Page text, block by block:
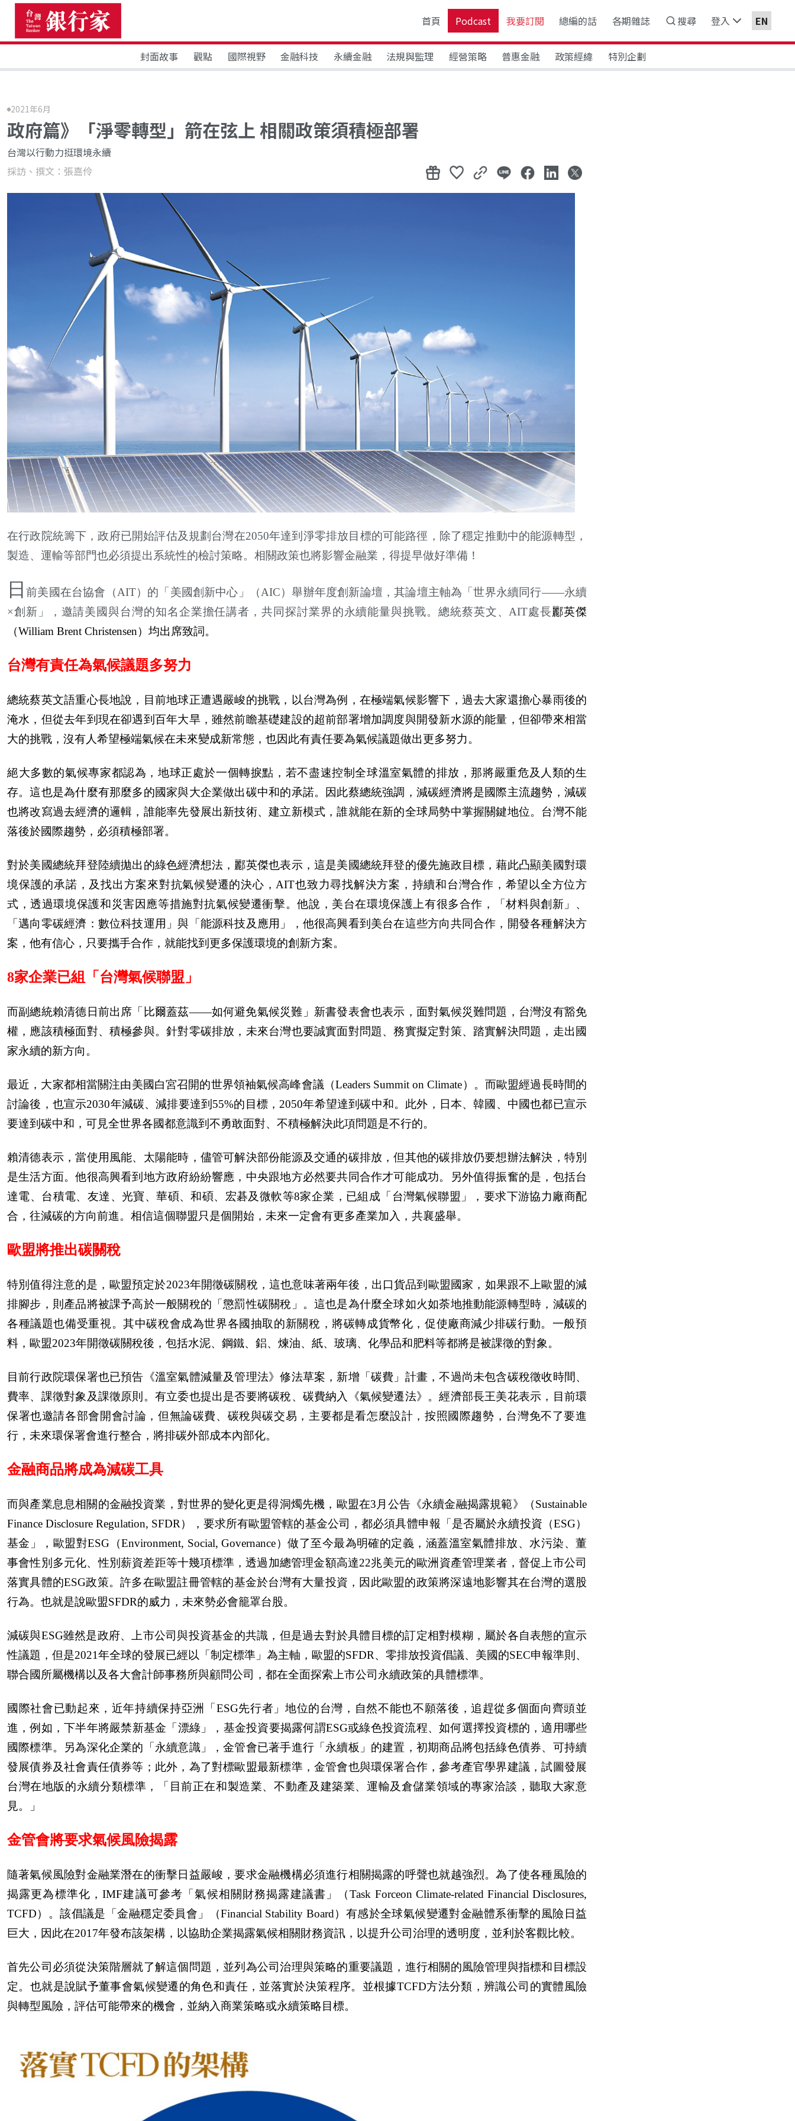
首頁 Podcast 我要訂閱 總編的話 各期雜誌 搜尋 登入 EN
封面故事 觀點 國際視野 金融科技 永續金融 法規與監理 經營策略 普惠金融 政策經緯 特別企劃
2021年6月
政府篇》「淨零轉型」箭在弦上 相關政策須積極部署
台灣以行動力挺環境永續
採訪、撰文：張嘉伶
在行政院統籌下，政府已開始評估及規劃台灣在2050年達到淨零排放目標的可能路徑，除了穩定推動中的能源轉型，
製造、運輸等部門也必須提出系統性的檢討策略。相關政策也將影響金融業，得提早做好準備！
日前美國在台協會（AIT）的「美國創新中心」（AIC）舉辦年度創新論壇，其論壇主軸為「世界永續同行――永續
×創新」，邀請美國與台灣的知名企業擔任講者，共同探討業界的永續能量與挑戰。總統蔡英文、AIT處長酈英傑
（William Brent Christensen）均出席致詞。
台灣有責任為氣候議題多努力
總統蔡英文語重心長地說，目前地球正遭遇嚴峻的挑戰，以台灣為例，在極端氣候影響下，過去大家還擔心暴雨後的
淹水，但從去年到現在卻遇到百年大旱，雖然前瞻基礎建設的超前部署增加調度與開發新水源的能量，但卻帶來相當
大的挑戰，沒有人希望極端氣候在未來變成新常態，也因此有責任要為氣候議題做出更多努力。
絕大多數的氣候專家都認為，地球正處於一個轉捩點，若不盡速控制全球溫室氣體的排放，那將嚴重危及人類的生
存。這也是為什麼有那麼多的國家與大企業做出碳中和的承諾。因此蔡總統強調，減碳經濟將是國際主流趨勢，減碳
也將改寫過去經濟的邏輯，誰能率先發展出新技術、建立新模式，誰就能在新的全球局勢中掌握關鍵地位。台灣不能
落後於國際趨勢，必須積極部署。
對於美國總統拜登陸續拋出的綠色經濟想法，酈英傑也表示，這是美國總統拜登的優先施政目標，藉此凸顯美國對環
境保護的承諾，及找出方案來對抗氣候變遷的決心，AIT也致力尋找解決方案，持續和台灣合作，希望以全方位方
式，透過環境保護和災害因應等措施對抗氣候變遷衝擊。他說，美台在環境保護上有很多合作，「材料與創新」、
「邁向零碳經濟：數位科技運用」與「能源科技及應用」，他很高興看到美台在這些方向共同合作，開發各種解決方
案，他有信心，只要攜手合作，就能找到更多保護環境的創新方案。
8家企業已組「台灣氣候聯盟」
而副總統賴清德日前出席「比爾蓋茲――如何避免氣候災難」新書發表會也表示，面對氣候災難問題，台灣沒有豁免
權，應該積極面對、積極參與。針對零碳排放，未來台灣也要誠實面對問題、務實擬定對策、踏實解決問題，走出國
家永續的新方向。
最近，大家都相當關注由美國白宮召開的世界領袖氣候高峰會議（Leaders Summit on Climate）。而歐盟經過長時間的
討論後，也宣示2030年減碳、減排要達到55%的目標，2050年希望達到碳中和。此外，日本、韓國、中國也都已宣示
要達到碳中和，可見全世界各國都意識到不勇敢面對、不積極解決此項問題是不行的。
賴清德表示，當使用風能、太陽能時，儘管可解決部份能源及交通的碳排放，但其他的碳排放仍要想辦法解決，特別
是生活方面。他很高興看到地方政府紛紛響應，中央跟地方必然要共同合作才可能成功。另外值得振奮的是，包括台
達電、台積電、友達、光寶、華碩、和碩、宏碁及微軟等8家企業，已組成「台灣氣候聯盟」，要求下游協力廠商配
合，往減碳的方向前進。相信這個聯盟只是個開始，未來一定會有更多產業加入，共襄盛舉。
歐盟將推出碳關稅
特別值得注意的是，歐盟預定於2023年開徵碳關稅，這也意味著兩年後，出口貨品到歐盟國家，如果跟不上歐盟的減
排腳步，則產品將被課予高於一般關稅的「懲罰性碳關稅」。這也是為什麼全球如火如荼地推動能源轉型時，減碳的
各種議題也備受重視。其中碳稅會成為世界各國抽取的新關稅，將碳轉成貨幣化，促使廠商減少排碳行動。一般預
料，歐盟2023年開徵碳關稅後，包括水泥、鋼鐵、鋁、煉油、紙、玻璃、化學品和肥料等都將是被課徵的對象。
目前行政院環保署也已預告《溫室氣體減量及管理法》修法草案，新增「碳費」計畫，不過尚未包含碳稅徵收時間、
費率、課徵對象及課徵原則。有立委也提出是否要將碳稅、碳費納入《氣候變遷法》。經濟部長王美花表示，目前環
保署也邀請各部會開會討論，但無論碳費、碳稅與碳交易，主要都是看怎麼設計，按照國際趨勢，台灣免不了要進
行，未來環保署會進行整合，將排碳外部成本內部化。
金融商品將成為減碳工具
而與產業息息相關的金融投資業，對世界的變化更是得洞燭先機，歐盟在3月公告《永續金融揭露規範》（Sustainable
Finance Disclosure Regulation, SFDR），要求所有歐盟管轄的基金公司，都必須具體申報「是否屬於永續投資（ESG）
基金」，歐盟對ESG（Environment, Social, Governance）做了至今最為明確的定義，涵蓋溫室氣體排放、水污染、董
事會性別多元化、性別薪資差距等十幾項標準，透過加總管理金額高達22兆美元的歐洲資產管理業者，督促上市公司
落實具體的ESG政策。許多在歐盟註冊管轄的基金於台灣有大量投資，因此歐盟的政策將深遠地影響其在台灣的選股
行為。也就是說歐盟SFDR的威力，未來勢必會籠罩台股。
減碳與ESG雖然是政府、上市公司與投資基金的共識，但是過去對於具體目標的訂定相對模糊，屬於各自表態的宣示
性議題，但是2021年全球的發展已經以「制定標準」為主軸，歐盟的SFDR、零排放投資倡議、美國的SEC申報準則、
聯合國所屬機構以及各大會計師事務所與顧問公司，都在全面探索上市公司永續政策的具體標準。
國際社會已動起來，近年持續保持亞洲「ESG先行者」地位的台灣，自然不能也不願落後，追趕從多個面向齊頭並
進，例如，下半年將嚴禁新基金「漂綠」，基金投資要揭露何謂ESG或綠色投資流程、如何選擇投資標的，適用哪些
國際標準。另為深化企業的「永續意識」，金管會已著手進行「永續板」的建置，初期商品將包括綠色債券、可持續
發展債券及社會責任債券等；此外，為了對標歐盟最新標準，金管會也與環保署合作，參考產官學界建議，試圖發展
台灣在地版的永續分類標準，「目前正在和製造業、不動產及建築業、運輸及倉儲業領域的專家洽談，聽取大家意
見。」
金管會將要求氣候風險揭露
隨著氣候風險對金融業潛在的衝擊日益嚴峻，要求金融機構必須進行相關揭露的呼聲也就越強烈。為了使各種風險的
揭露更為標準化，IMF建議可參考「氣候相關財務揭露建議書」（Task Forceon Climate-related Financial Disclosures,
TCFD）。該倡議是「金融穩定委員會」（Financial Stability Board）有感於全球氣候變遷對金融體系衝擊的風險日益
巨大，因此在2017年發布該架構，以協助企業揭露氣候相關財務資訊，以提升公司治理的透明度，並利於客觀比較。
首先公司必須從決策階層就了解這個問題，並列為公司治理與策略的重要議題，進行相關的風險管理與指標和目標設
定。也就是說賦予董事會氣候變遷的角色和責任，並落實於決策程序。並根據TCFD方法分類，辨識公司的實體風險
與轉型風險，評估可能帶來的機會，並納入商業策略或永續策略目標。